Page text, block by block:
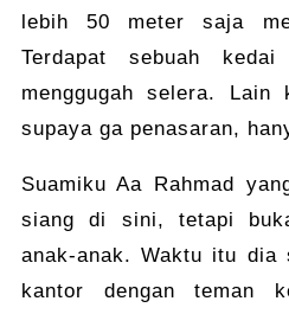
lebih 50 meter saja
Terdapat sebuah
menggugah selera.
supaya ga penasaran,
Suamiku Aa Rahmad
siang di sini, tetapi
anak-anak. Waktu itu dia
kantor dengan teman